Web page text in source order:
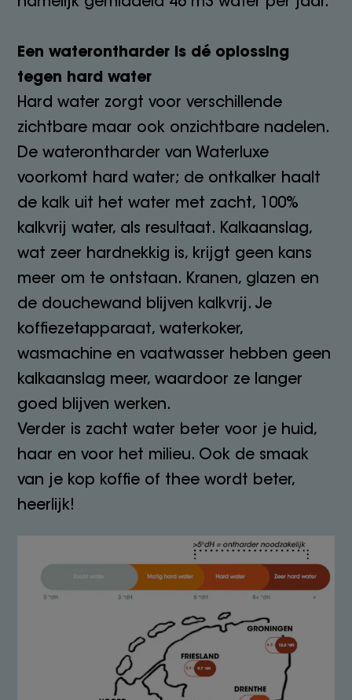
Een waterontharder is dé oplossing
tegen hard water
Hard water zorgt voor verschillende
zichtbare maar ook onzichtbare nadelen.
De waterontharder van Waterluxe
voorkomt hard water; de ontkalker haalt
de kalk uit het water met zacht, 100%
kalkvrij water, als resultaat. Kalkaanslag,
wat zeer hardnekkig is, krijgt geen kans
meer om te ontstaan. Kranen, glazen en
de douchewand blijven kalkvrij. Je
koffiezetapparaat, waterkoker,
wasmachine en vaatwasser hebben geen
kalkaanslag meer, waardoor ze langer
goed blijven werken.
Verder is zacht water beter voor je huid,
haar en voor het milieu. Ook de smaak
van je kop koffie of thee wordt beter,
heerlijk!